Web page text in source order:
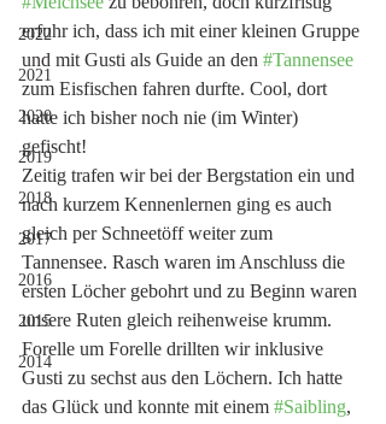
2022
2021
2020
2019
2018
2017
2016
2015
2014
erfuhr ich, dass ich mit einer kleinen Gruppe
und mit Gusti als Guide an den #Tannensee
zum Eisfischen fahren durfte. Cool, dort
hatte ich bisher noch nie (im Winter)
gefischt!
Zeitig trafen wir bei der Bergstation ein und
nach kurzem Kennenlernen ging es auch
gleich per Schneetöff weiter zum
Tannensee. Rasch waren im Anschluss die
ersten Löcher gebohrt und zu Beginn waren
unsere Ruten gleich reihenweise krumm.
Forelle um Forelle drillten wir inklusive
Gusti zu sechst aus den Löchern. Ich hatte
das Glück und konnte mit einem #Saibling,